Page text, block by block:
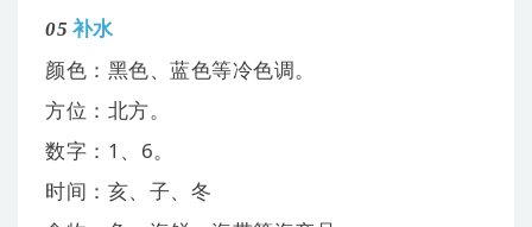
05 补水
颜色：黑色、蓝色等冷色调。
方位：北方。
数字：1、6。
时间：亥、子、冬